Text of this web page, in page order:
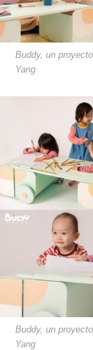
Buddy, un
Yang
Buddy, un
Yang